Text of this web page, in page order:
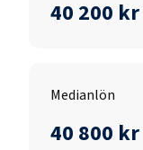
40 200 kr
Medianlön
40 800 kr